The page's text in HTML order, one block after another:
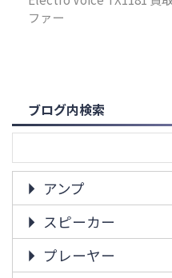
ファー
ブログ内検索
アンプ
スピーカー
プレーヤー